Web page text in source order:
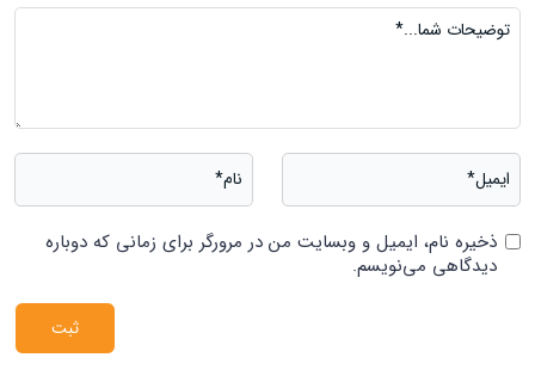
ذخیره نام، ایمیل و وبسایت من در مرورگر برای زمانی که دوباره
دیدگاهی می‌نویسم.